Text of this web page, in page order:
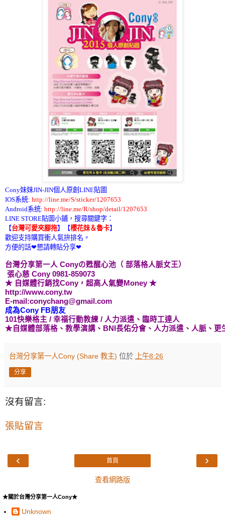
Cony妹妹JIN-JIN個人原創LINE貼圖
IOS系統: http://line.me/S/sticker/1207653
Android系统: http://line.me/R/shop/detail/1207653
LINE STORE貼圖小鋪，搜尋關鍵字：
【台灣可愛夾腳拖】 【櫻花妹＆魯卡】
歡迎支持購買衝人氣拚排名。
方便的話❤懇請轉貼分享❤
台灣分享第一人 Conyの甦醒心池 （ 部落格人脈女王）
張心慈 Cony 0981-859073
★ 自媒體行銷找Cony，超高人氣變Money ★
http://www.cony.tw
E-mail:conychang@gmail.com
成為Cony FB朋友
101快樂格主 / 幸福行動教練 / 人力派遣、 臨時工達人
★自媒體部落格、教學演講 、BNI長佑分會、 人力派遣、人脈、
台灣分享第一人Cony (Share 教主) 位於 上午8:26
分享
沒有留言:
張貼留言
‹ ›
首頁
查看網路版
★關於台灣分享第一人Cony★
Unknown